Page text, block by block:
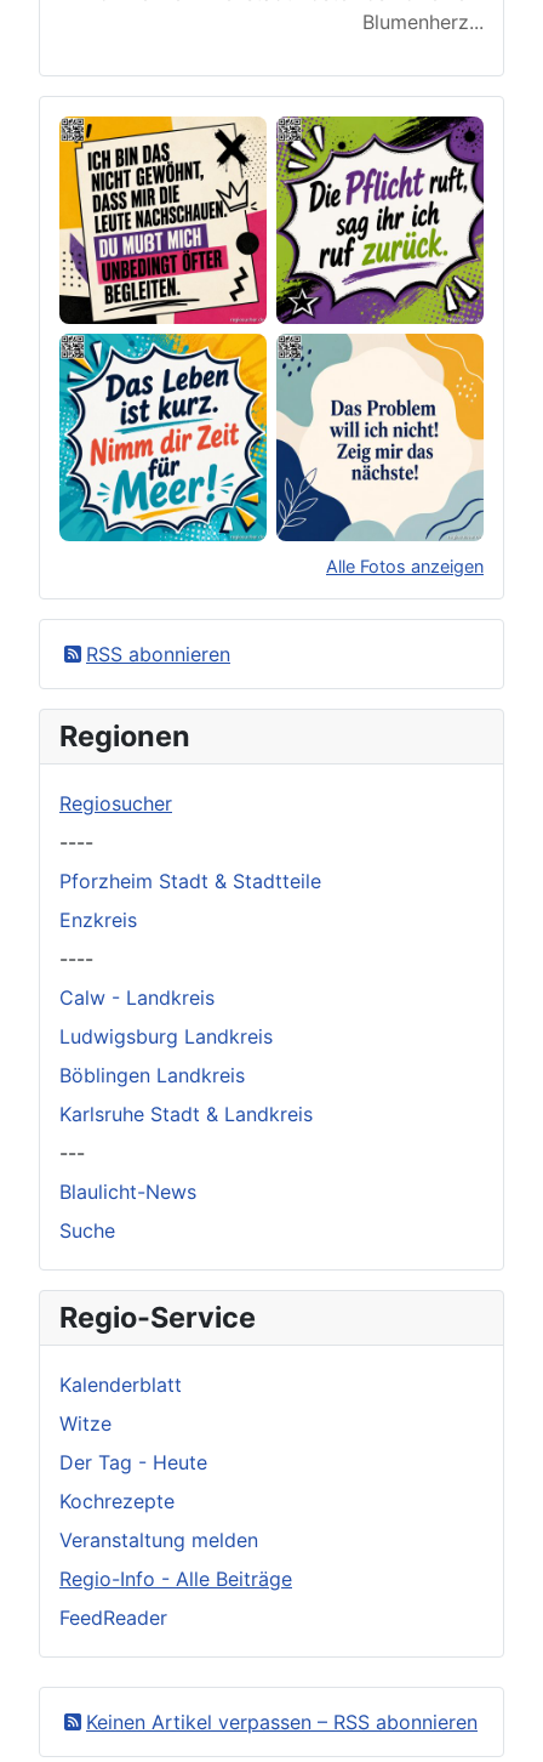
Blumenherz...
Alle Fotos anzeigen
RSS abonnieren
Regionen
Regiosucher
----
Pforzheim Stadt & Stadtteile
Enzkreis
----
Calw - Landkreis
Ludwigsburg Landkreis
Böblingen Landkreis
Karlsruhe Stadt & Landkreis
---
Blaulicht-News
Suche
Regio-Service
Kalenderblatt
Witze
Der Tag - Heute
Kochrezepte
Veranstaltung melden
Regio-Info - Alle Beiträge
FeedReader
Keinen Artikel verpassen – RSS abonnieren